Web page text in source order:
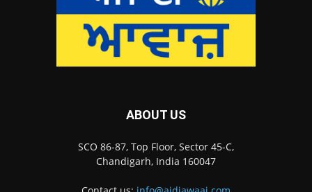
ABOUT US
SCO 86-87, Top Floor, Sector 45-C,
Chandigarh, India 160047